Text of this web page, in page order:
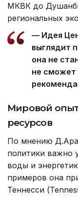
МКВК до
региональных
— Идея
выглядит
она не
не сможет
Мировой
ресурсов
По мнению
политики важно
воды и
примеров она
Теннесси